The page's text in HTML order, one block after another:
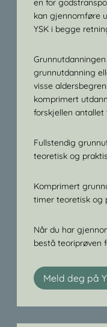
en for
kan gjennomføre
YSK i begge
grunnutdanning
visse
komprimert
forskjellen
Fullstendig
teoretisk og
Komprimert
timer teoretisk og
Når du har
bestå teoriprøven
Meld deg på